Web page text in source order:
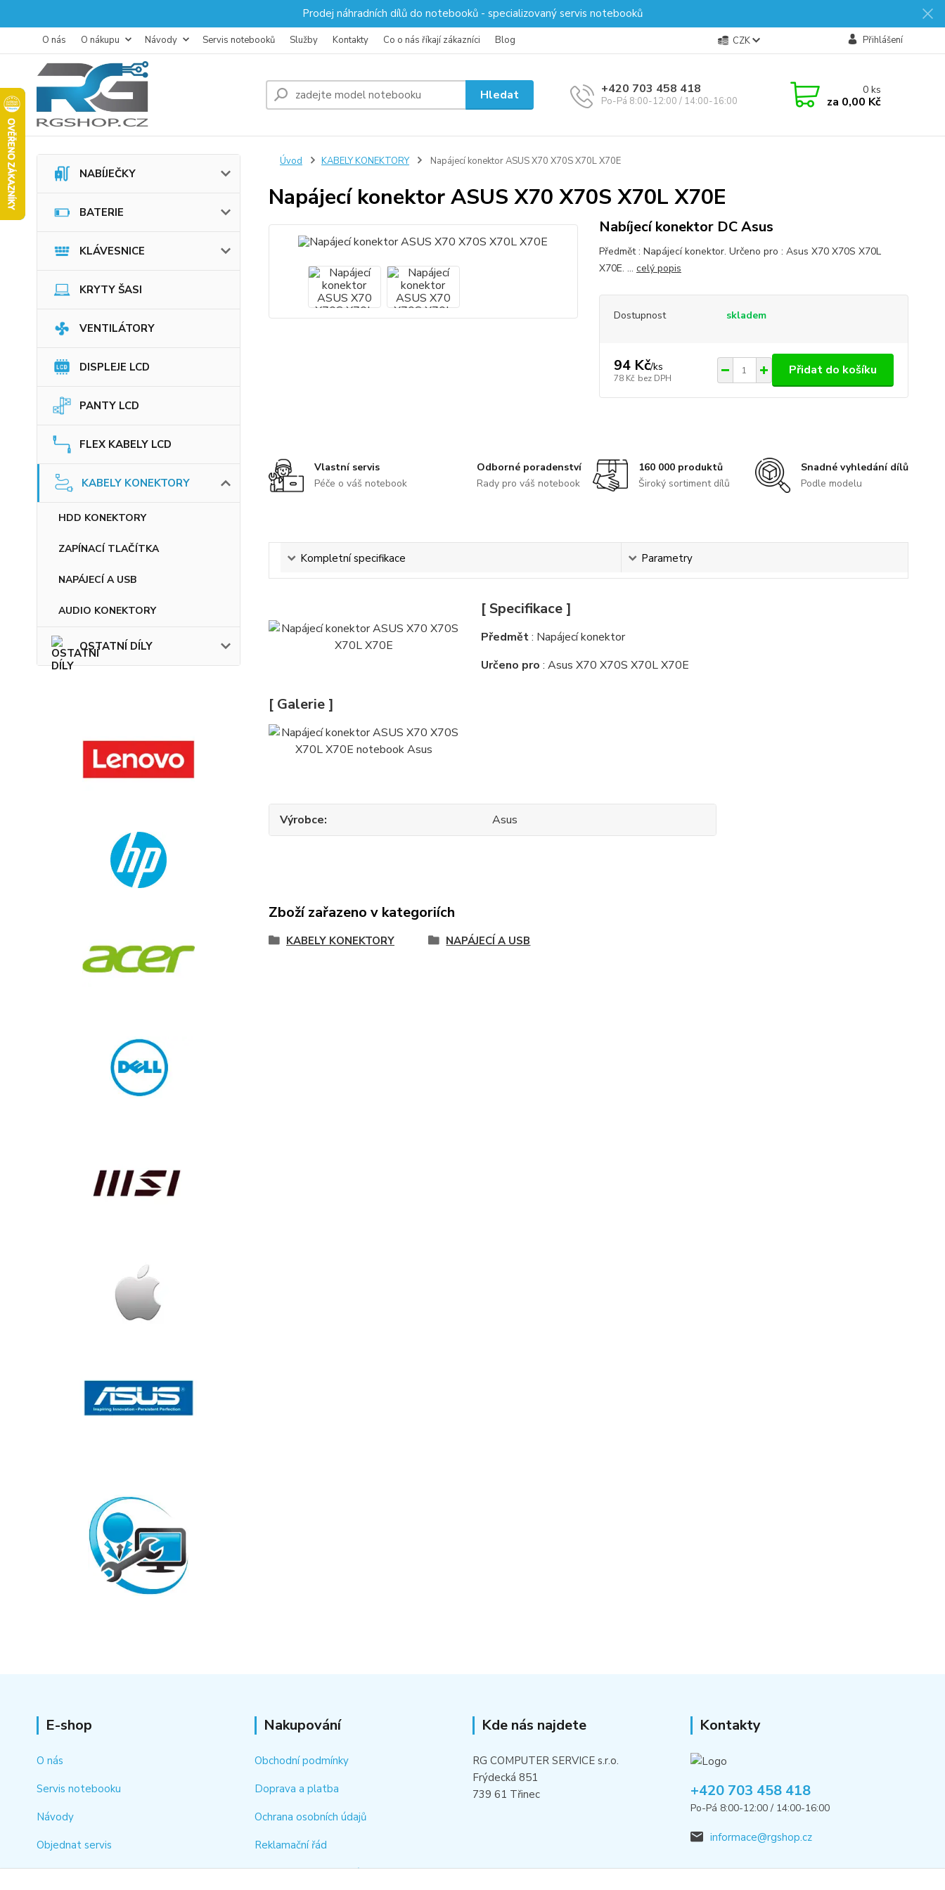
Prodej náhradních dílů do notebooků - specializovaný servis notebooků
O nás O nákupu Návody Servis notebooků Služby Kontakty Co o nás říkají zákazníci Blog CZK Přihlášení
Hledat +420 703 458 418
Po-Pá 8:00-12:00 / 14:00-16:00
0ks
za 0,00 Kč
NABÍJEČKY
BATERIE
KLÁVESNICE
KRYTY ŠASI
VENTILÁTORY
DISPLEJE LCD
PANTY LCD
FLEX KABELY LCD
KABELY KONEKTORY
HDD KONEKTORY
ZAPÍNACÍ TLAČÍTKA
NAPÁJECÍ A USB
AUDIO KONEKTORY
OSTATNÍ DÍLY
Úvod KABELY KONEKTORY Napájecí konektor ASUS X70 X70S X70L X70E
Napájecí konektor ASUS X70 X70S X70L X70E
Nabíjecí konektor DC Asus
Předmět : Napájecí konektor. Určeno pro : Asus X70 X70S X70L
X70E. ... celý popis
Dostupnost skladem
94 Kč/ks
78 Kč bez DPH
Přidat do košíku
Vlastní servis
Péče o váš notebook
Odborné poradenství
Rady pro váš notebook
160 000 produktů
Široký sortiment dílů
Snadné vyhledání dílů
Podle modelu
Kompletní specifikace Parametry
[ Specifikace ]
Předmět: Napájecí konektor
Určeno pro : Asus X70 X70S X70L X70E
[ Galerie ]
Výrobce Asus
Zboží zařazeno v kategoriích
KABELY KONEKTORY NAPÁJECÍ A USB
E-shop
O nás
Servis notebooku
Návody
Objednat servis
Kontakt
Nakupování
Obchodní podmínky
Doprava a platba
Ochrana osobních údajů
Reklamační řád
Jak rychle vyhledat náhradní díl
Kde nás najdete
RG COMPUTER SERVICE s.r.o.
Frýdecká 851
739 61 Třinec
Kontakty
+420 703 458 418
Po-Pá 8:00-12:00 / 14:00-16:00
informace@rgshop.cz